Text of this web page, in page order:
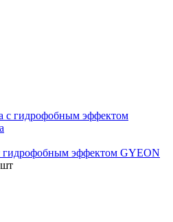
гидрофобным эффектом GYEON